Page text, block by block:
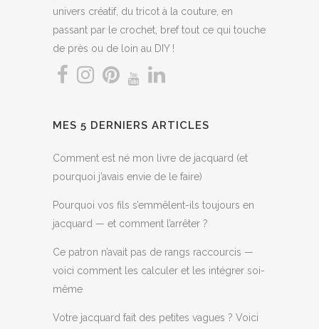
univers créatif, du tricot à la couture, en
passant par le crochet, bref tout ce qui touche
de près ou de loin au DIY !
MES 5 DERNIERS ARTICLES
Comment est né mon livre de jacquard (et
pourquoi j’avais envie de le faire)
Pourquoi vos fils s’emmêlent-ils toujours en
jacquard — et comment l’arrêter ?
Ce patron n’avait pas de rangs raccourcis —
voici comment les calculer et les intégrer soi-
même
Votre jacquard fait des petites vagues ? Voici